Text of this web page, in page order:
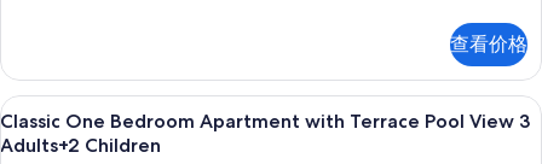
Adults+4
Children
的
所
with
Terrace
Pool
View
查看价格
显
示
高档床上用品、客房内保险箱、免费
10
Classic One Bedroom Apartment with Terrace Pool View 3
Adults+2 Children